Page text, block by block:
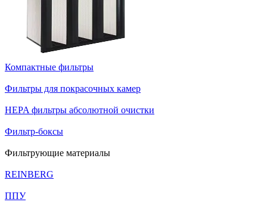
Компактные фильтры
Фильтры для покрасочных камер
HEPA фильтры абсолютной очистки
Фильтр-боксы
Фильтрующие материалы
REINBERG
ППУ